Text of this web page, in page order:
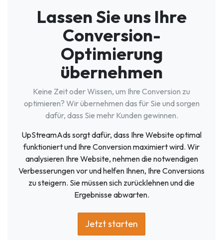
Lassen Sie uns Ihre
Conversion-
Optimierung
übernehmen
Keine Zeit oder Wissen, um Ihre Conversion zu
optimieren? Wir übernehmen das für Sie und sorgen
dafür, dass Sie mehr Kunden gewinnen.
UpStreamAds sorgt dafür, dass Ihre Website optimal
funktioniert und Ihre Conversion maximiert wird. Wir
analysieren Ihre Website, nehmen die notwendigen
Verbesserungen vor und helfen Ihnen, Ihre Conversions
zu steigern. Sie müssen sich zurücklehnen und die
Ergebnisse abwarten.
Jetzt starten